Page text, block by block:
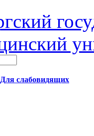
Для слабовидящих